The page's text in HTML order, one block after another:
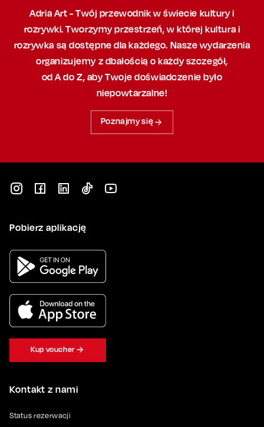
Adria Art - Twój przewodnik w świecie kultury i
rozrywki. Tworzymy przestrzeń,w której kultura i
rozrywka są dostępne dla każdego. Nasze wydarzenia
organizujemy z dbałością o każdy szczegół,
od A do Z, abyTwoje doświadczenie było
niepowtarzalne!
Poznajmy się
Kontakt z nami
Status rezerwacji
Pobierz aplikację
Kup voucher